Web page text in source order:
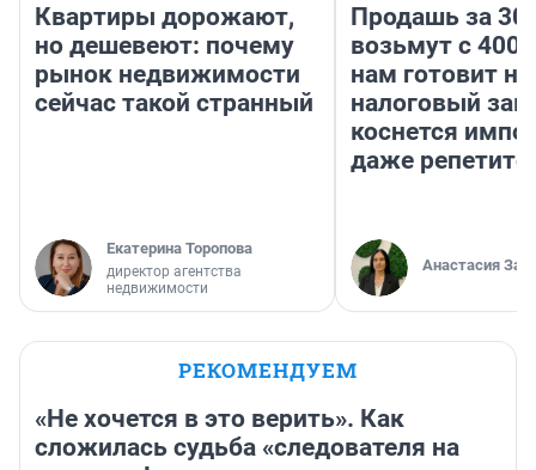
Квартиры дорожают,
но дешевеют: почему
рынок недвижимости
сейчас такой странный
Екатерина Торопова
директор агентства
недвижимости
Продашь за
возьмут с
нам готовит
налоговый
коснется
даже
Анастасия
РЕКОМЕНДУЕМ
«Не хочется в это верить». Как
сложилась судьба «следователя на